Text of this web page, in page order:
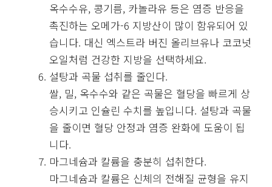
옥수수유, 콩기름, 카놀라유 등은 염증 반응을
촉진하는 오메가-6 지방산이 많이 함유되어 있
습니다. 대신 엑스트라 버진 올리브유나 코코넛
오일처럼 건강한 지방을 선택하세요.
설탕과 곡물 섭취를 줄인다.
쌀, 밀, 옥수수와 같은 곡물은 혈당을 빠르게 상
승시키고 인슐린 수치를 높입니다. 설탕과 곡물
을 줄이면 혈당 안정과 염증 완화에 도움이 됩
니다.
마그네슘과 칼륨을 충분히 섭취한다.
마그네슘과 칼륨은 신체의 전해질 균형을 유지